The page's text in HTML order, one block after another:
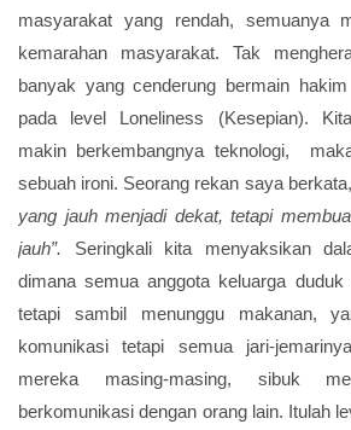
masyarakat yang rendah, semuanya
kemarahan masyarakat. Tak
banyak yang cenderung bermain
pada level Loneliness (Kesepian).
makin berkembangnya teknologi,
sebuah ironi. Seorang rekan saya berkata,
yang jauh menjadi dekat, tetapi
jauh”. Seringkali kita menyaksikan
dimana semua anggota keluarga
tetapi sambil menunggu makanan,
komunikasi tetapi semua jari-
mereka masing-masing, sibuk
berkomunikasi dengan orang lain. Itulah